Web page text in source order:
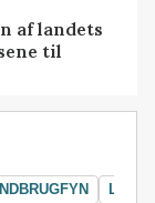
af landets
til